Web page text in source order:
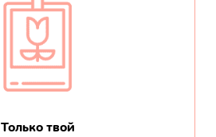
Только твой